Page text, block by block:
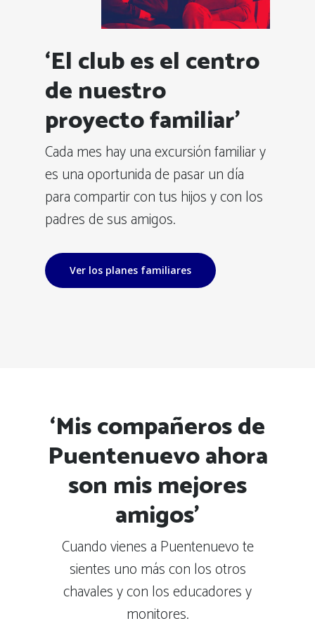
‘El club es el centro
de nuestro
proyecto familiar’
Cada mes hay una excursión familiar y
es una oportunida de pasar un día
para compartir con tus hijos y con los
padres de sus amigos.
Ver los planes familiares
‘Mis compañeros de
Puentenuevo ahora
son mis mejores
amigos’
Cuando vienes a Puentenuevo te
sientes uno más con los otros
chavales y con los educadores y
monitores.